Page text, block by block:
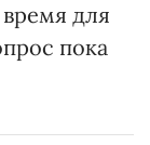
для
пока